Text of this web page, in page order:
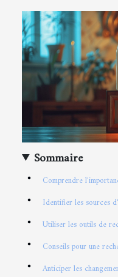
Sommaire
Comprendre
Identifier les sources
Utiliser les outils de
Conseils pour une
Anticiper les